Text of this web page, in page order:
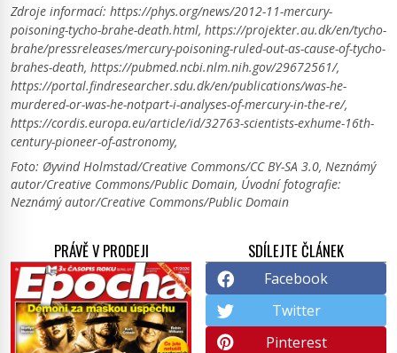
Zdroje informací: https://phys.org/news/2012-11-mercury-
poisoning-tycho-brahe-death.html, https://projekter.au.dk/en/tycho-
brahe/pressreleases/mercury-poisoning-ruled-out-as-cause-of-tycho-
brahes-death, https://pubmed.ncbi.nlm.nih.gov/29672561/,
https://portal.findresearcher.sdu.dk/en/publications/was-he-
murdered-or-was-he-notpart-i-analyses-of-mercury-in-the-re/,
https://cordis.europa.eu/article/id/32763-scientists-exhume-16th-
century-pioneer-of-astronomy,
Foto: Øyvind Holmstad/Creative Commons/CC BY-SA 3.0, Neznámý
autor/Creative Commons/Public Domain, Úvodní fotografie:
Neznámý autor/Creative Commons/Public Domain
PRÁVĚ V PRODEJI SDÍLEJTE ČLÁNEK
Facebook
Twitter
Pinterest